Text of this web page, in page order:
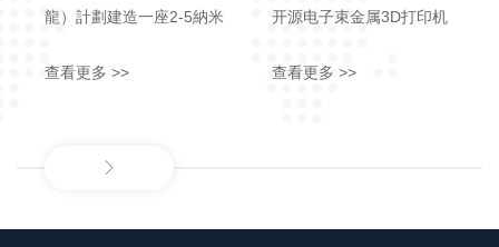
未來負責芯片製造 中文
龍）計劃建造一座2-5納米
MEISHILONG 未來負責芯
查看更多 >>
开源电子束金属3D打印机
津高端装备研究院内正式
查看更多 >>